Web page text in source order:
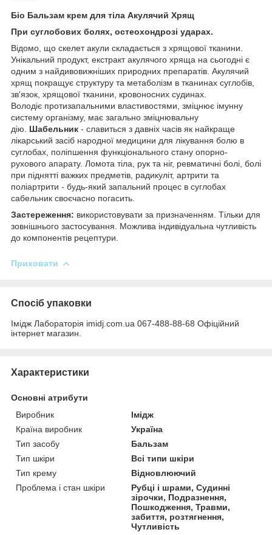
Біо Бальзам крем для тіла Акулячий Хрящ
При суглобових болях, остеохондрозі ударах.
Відомо, що скелет акули складається з хрящової тканини.
Унікальний продукт, екстракт акулячого хряща на сьогодні є
одним з найдивовижніших природних препаратів. Акулячий
хрящ покращує структуру та метаболізм в тканинах суглобів,
зв'язок, хрящової тканини, кровоносних судинах.
Володіє протизапальними властивостями, зміцнює імунну
систему організму, має загально зміцнювальну
дію. Шабельник - славиться з давніх часів як найкраще
лікарський засіб народної медицини для лікування болю в
суглобах, поліпшення функціонального стану опорно-
рухового апарату. Ломота тіла, рук та ніг, ревматичні болі, болі
при піднятті важких предметів, радикуліт, артрити та
поліартрити - будь-який запальний процес в суглобах
сабельник своєчасно погасить.
Застереження: використовувати за призначенням. Тільки для
зовнішнього застосування. Можлива індивідуальна чутливість
до компонентів рецептури.
Приховати
Спосіб упаковки
Імідж Лабораторія imidj.com.ua 067-488-88-68 Офіційний
інтернет магазин.
Характеристики
Основні атрибути
Виробник
Імідж
Країна виробник
Україна
Тип засобу
Бальзам
Тип шкіри
Всі типи шкіри
Тип крему
Відновлюючий
Проблема і стан шкіри
Рубці і шрами, Судинні
зірочки, Подразнення,
Пошкодження, Травми,
забиття, розтягнення,
Чутливість